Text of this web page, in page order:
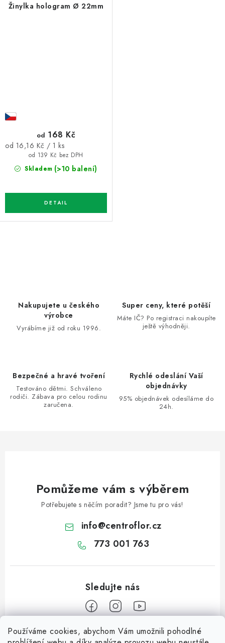
Používáme cookies, abychom Vám umožnili pohodlné
Žinylka hologram Ø 22mm
Skladem (>10 balení)
od 139 Kč bez DPH
od 168 Kč
Měrná
od 16,16 Kč / 1 ks
k
Nakupujete u českého
výrobce
Vyrábíme již od roku 1996.
Super ceny, které potěší
Máte IČ? Po registraci nakoupíte
ještě výhodněji.
Bezpečné a hravé tvoření
Testováno dětmi. Schváleno
rodiči. Zábava pro celou rodinu
zaručena.
Rychlé odeslání Vaší
objednávky
95% objednávek odesíláme do
24h.
Pomůžeme vám s výběrem
Potřebujete s něčím poradit? Jsme tu pro vás!
info@centroflor.cz
773 001 763